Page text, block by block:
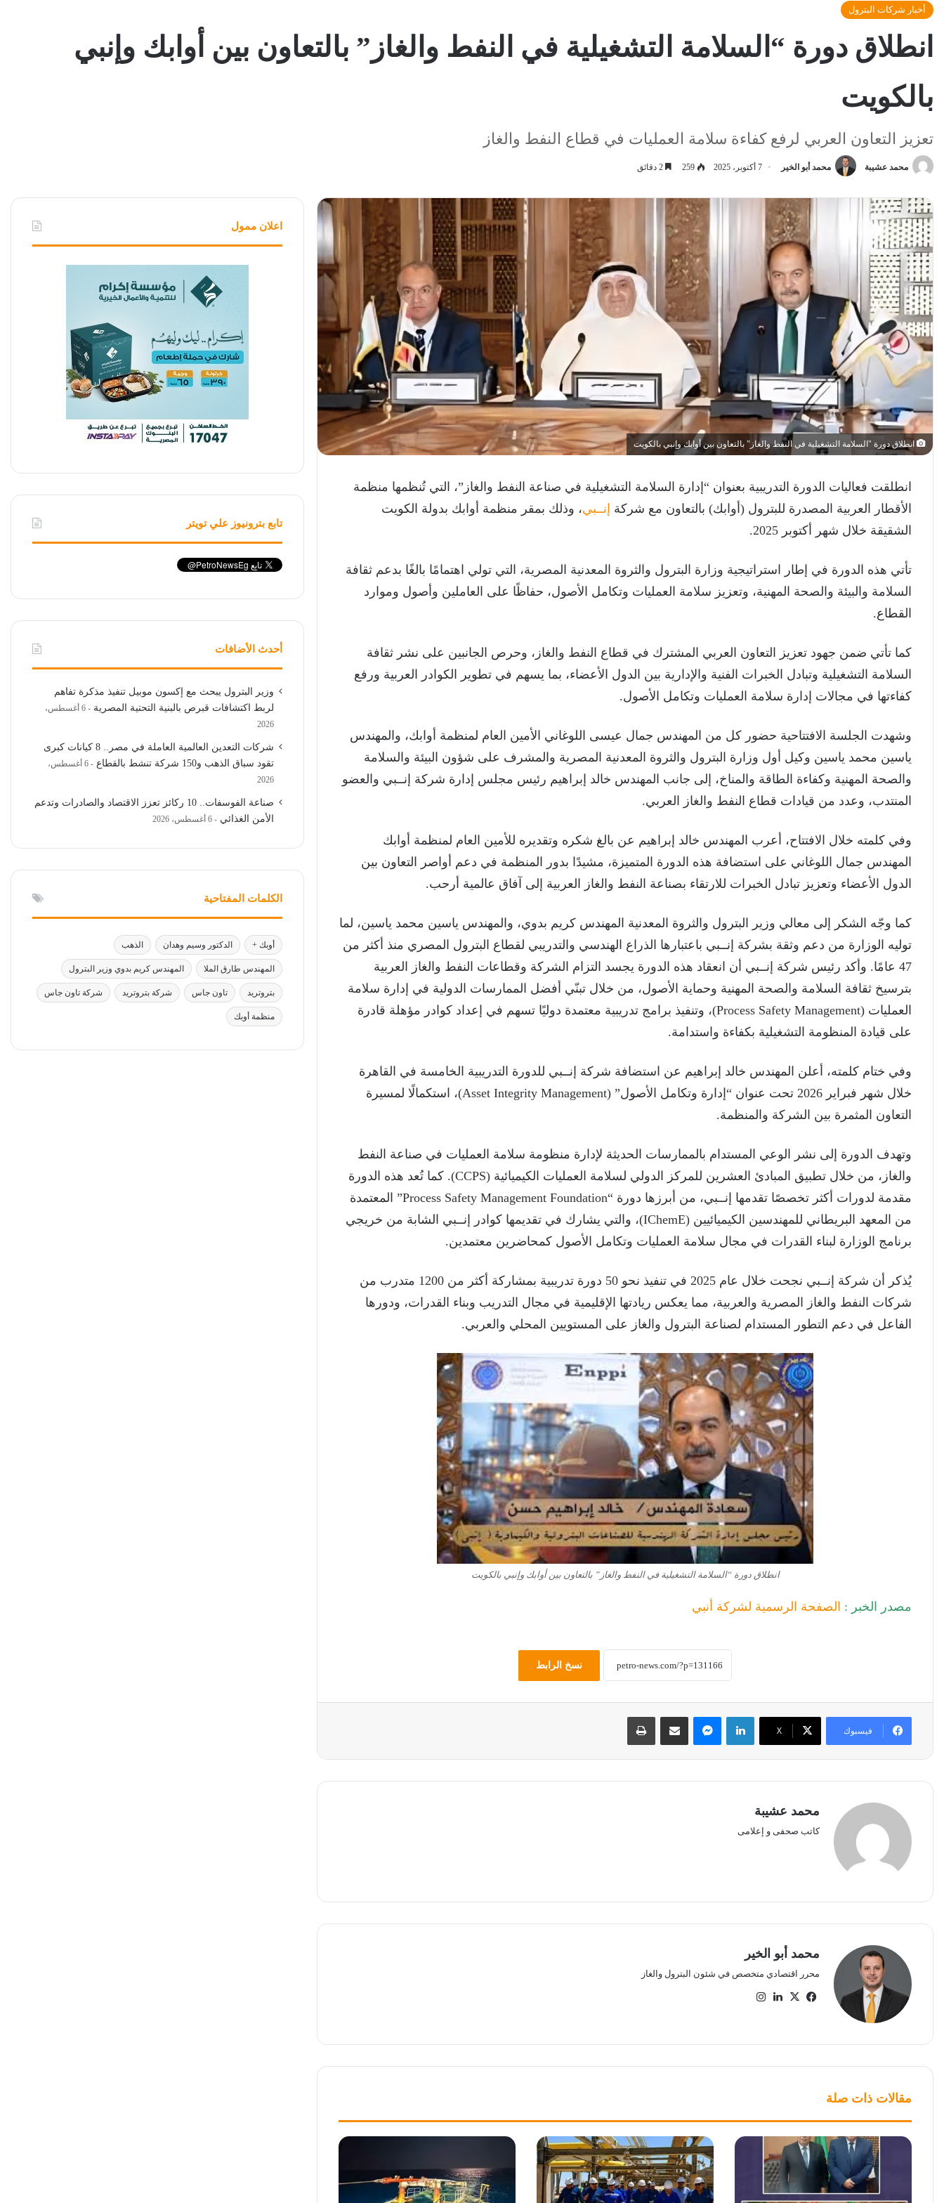
أخبار شركات البترول
انطلاق دورة “السلامة التشغيلية في النفط والغاز” بالتعاون بين أوابك وإنبي
بالكويت
تعزيز التعاون العربي لرفع كفاءة سلامة العمليات في قطاع النفط والغاز
محمد عشيبة محمد أبو الخير 7 أكتوبر، 2025 259
انطلاق دورة "السلامة التشغيلية في النفط والغاز" بالتعاون بين أوابك وإنبي بالكويت
انطلقت فعاليات الدورة التدريبية بعنوان “إدارة السلامة التشغيلية في صناعة النفط والغاز”، التي تُنظمها منظمة
الأقطار العربية المصدرة للبترول (أوابك) بالتعاون مع شركة إنــبي، وذلك بمقر منظمة أوابك بدولة الكويت
الشقيقة خلال شهر أكتوبر 2025.
تأتي هذه الدورة في إطار استراتيجية وزارة البترول والثروة المعدنية المصرية، التي تولي اهتمامًا بالغًا بدعم ثقافة
السلامة والبيئة والصحة المهنية، وتعزيز سلامة العمليات وتكامل الأصول، حفاظًا على العاملين وأصول وموارد
القطاع.
كما تأتي ضمن جهود تعزيز التعاون العربي المشترك في قطاع النفط والغاز، وحرص الجانبين على نشر ثقافة
السلامة التشغيلية وتبادل الخبرات الفنية والإدارية بين الدول الأعضاء، بما يسهم في تطوير الكوادر العربية ورفع
كفاءتها في مجالات إدارة سلامة العمليات وتكامل الأصول.
وشهدت الجلسة الافتتاحية حضور كل من المهندس جمال عيسى اللوغاني الأمين العام لمنظمة أوابك، والمهندس
ياسين محمد ياسين وكيل أول وزارة البترول والثروة المعدنية المصرية والمشرف على شؤون البيئة والسلامة
والصحة المهنية وكفاءة الطاقة والمناخ، إلى جانب المهندس خالد إبراهيم رئيس مجلس إدارة شركة إنــبي والعضو
المنتدب، وعدد من قيادات قطاع النفط والغاز العربي.
وفي كلمته خلال الافتتاح، أعرب المهندس خالد إبراهيم عن بالغ شكره وتقديره للأمين العام لمنظمة أوابك
المهندس جمال اللوغاني على استضافة هذه الدورة المتميزة، مشيدًا بدور المنظمة في دعم أواصر التعاون بين
الدول الأعضاء وتعزيز تبادل الخبرات للارتقاء بصناعة النفط والغاز العربية إلى آفاق عالمية أرحب.
كما وجّه الشكر إلى معالي وزير البترول والثروة المعدنية المهندس كريم بدوي، والمهندس ياسين محمد ياسين، لما
توليه الوزارة من دعم وثقة بشركة إنــبي باعتبارها الذراع الهندسي والتدريبي لقطاع البترول المصري منذ أكثر من
47 عامًا. وأكد رئيس شركة إنــبي أن انعقاد هذه الدورة يجسد التزام الشركة وقطاعات النفط والغاز العربية
بترسيخ ثقافة السلامة والصحة المهنية وحماية الأصول، من خلال تبنّي أفضل الممارسات الدولية في إدارة سلامة
العمليات (Process Safety Management)، وتنفيذ برامج تدريبية معتمدة دوليًا تسهم في إعداد كوادر مؤهلة قادرة
على قيادة المنظومة التشغيلية بكفاءة واستدامة.
وفي ختام كلمته، أعلن المهندس خالد إبراهيم عن استضافة شركة إنــبي للدورة التدريبية الخامسة في القاهرة
خلال شهر فبراير 2026 تحت عنوان “إدارة وتكامل الأصول” (Asset Integrity Management)، استكمالًا لمسيرة
التعاون المثمرة بين الشركة والمنظمة.
وتهدف الدورة إلى نشر الوعي المستدام بالممارسات الحديثة لإدارة منظومة سلامة العمليات في صناعة النفط
والغاز، من خلال تطبيق المبادئ العشرين للمركز الدولي لسلامة العمليات الكيميائية (CCPS). كما تُعد هذه الدورة
مقدمة لدورات أكثر تخصصًا تقدمها إنــبي، من أبرزها دورة “Process Safety Management Foundation” المعتمدة
من المعهد البريطاني للمهندسين الكيميائيين (IChemE)، والتي يشارك في تقديمها كوادر إنــبي الشابة من خريجي
برنامج الوزارة لبناء القدرات في مجال سلامة العمليات وتكامل الأصول كمحاضرين معتمدين.
يُذكر أن شركة إنــبي نجحت خلال عام 2025 في تنفيذ نحو 50 دورة تدريبية بمشاركة أكثر من 1200 متدرب من
شركات النفط والغاز المصرية والعربية، مما يعكس ريادتها الإقليمية في مجال التدريب وبناء القدرات، ودورها
الفاعل في دعم التطور المستدام لصناعة البترول والغاز على المستويين المحلي والعربي.
انطلاق دورة “السلامة التشغيلية في النفط والغاز” بالتعاون بين أوابك وإنبي بالكويت
مصدر الخبر : الصفحة الرسمية لشركة أنبي
نسخ الرابط
فيسبوك ‫X
لينكدإن ماسنجر مشاركة عبر البريد طباعة
محمد عشيبة
كاتب صحفى و إعلامى
محمد أبو الخير
محرر اقتصادي متخصص في شئون البترول والغاز
فيسبوك
‫X لينكدإن
مقالات ذات صلة
اعلان ممول
تابع بترونيوز علي تويتر
أحدث الأضافات
وزير البترول يبحث مع إكسون موبيل تنفيذ مذكرة تفاهم
لربط اكتشافات قبرص بالبنية التحتية المصرية
6 أغسطس،
2026
شركات التعدين العالمية العاملة في مصر.. 8 كيانات كبرى
تقود سباق الذهب و150 شركة تنشط بالقطاع
6 أغسطس،
2026
صناعة الفوسفات.. 10 ركائز تعزز الاقتصاد والصادرات وتدعم
الأمن الغذائي
6 أغسطس، 2026
الكلمات المفتاحية
أوبك + الدكتور وسيم وهدان الذهب
المهندس طارق الملا المهندس كريم بدوي وزير البترول
بتروتريد تاون جاس شركة بتروتريد شركة تاون جاس
منظمة أوبك